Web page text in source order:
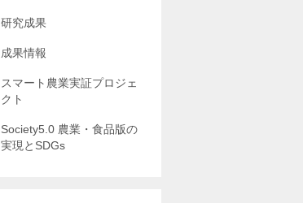
研究成果
成果情報
スマート農業実証プロジェ
クト
Society5.0 農業・食品版の
実現とSDGs